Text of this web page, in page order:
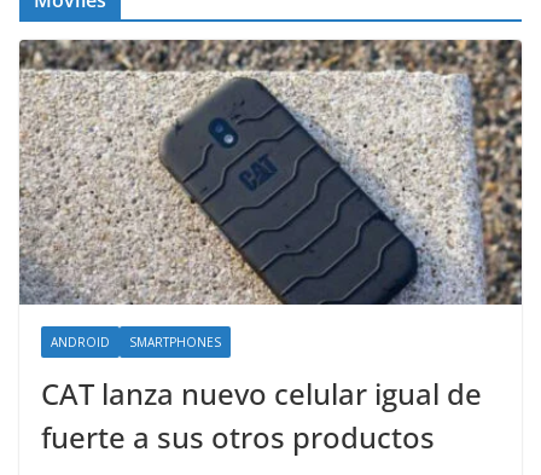
ANDROID SMARTPHONES
CAT lanza nuevo celular igual de
fuerte a sus otros productos